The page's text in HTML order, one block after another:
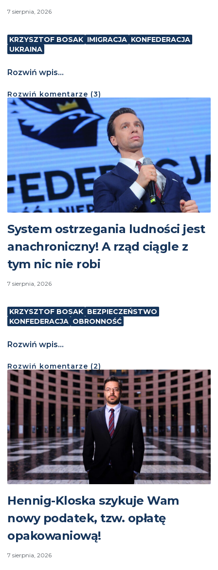
7 sierpnia, 2026
KRZYSZTOF BOSAK IMIGRACJA KONFEDERACJA
UKRAINA
Rozwiń wpis...
Rozwiń komentarze (3)
System ostrzegania ludności jest
anachroniczny! A rząd ciągle z
tym nic nie robi
7 sierpnia, 2026
KRZYSZTOF BOSAK BEZPIECZEŃSTWO
KONFEDERACJA OBRONNOŚĆ
Rozwiń wpis...
Rozwiń komentarze (2)
Hennig-Kloska szykuje Wam
nowy podatek, tzw. opłatę
opakowaniową!
7 sierpnia, 2026